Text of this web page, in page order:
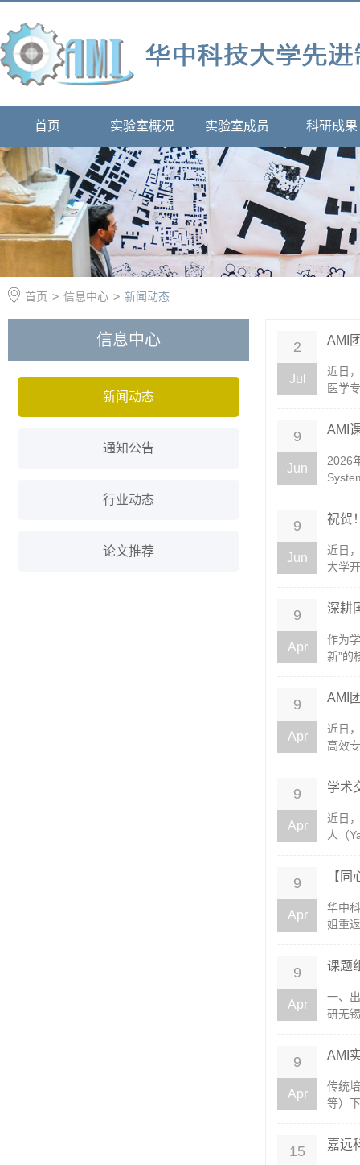
首页 实验室概况 实验室成员 科研成果
首页 > 信息中心 > 新闻动态
信息中心
新闻动态
通知公告
行业动态
论文推荐
2
Jul
AMI
近日
医学
9
Jun
AMI
2026
9
Jun
祝贺
近日
大学
9
Apr
深耕
作为
新”的
9
Apr
AMI
近日
高效
9
Apr
学术
近日
人（
9
Apr
【
华中
姐重
9
Apr
课题
一、
研无
9
Apr
AMI
传统
等）
15 嘉远